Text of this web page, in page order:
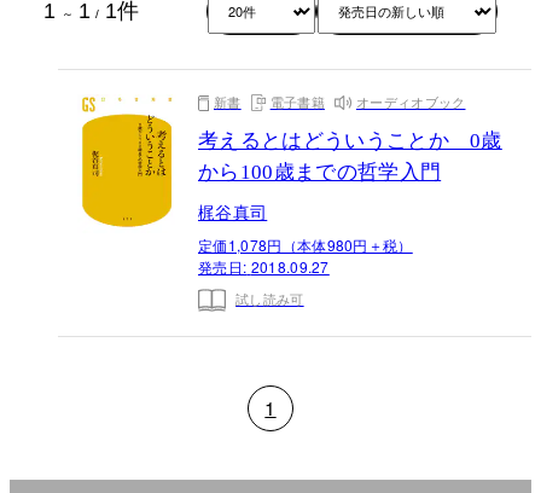
1 ～ 1 / 1件
新書 電子書籍 オーディオブック
考えるとはどういうことか 0歳
から100歳までの哲学入門
梶谷真司
定価1,078円（本体980円＋税）
発売日: 2018.09.27
試し読み可
1